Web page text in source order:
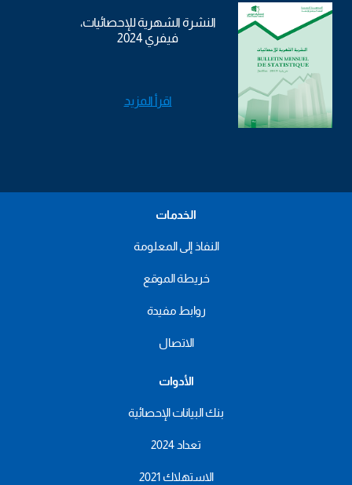
النشرة الشهرية للإحصائيات،
فيفري 2024
اقرأ المزيد
الخدمات
النفاذ إلى المعلومة
خريطة الموقع
روابط مفيدة
الاتصال
الأدوات
بنك البيانات الإحصائية
تعداد 2024
الاستهلاك 2021